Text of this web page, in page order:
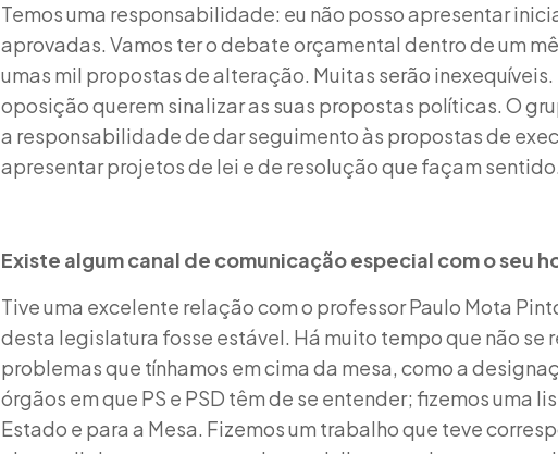
Temos uma responsabilidade: eu não posso apresentar
aprovadas. Vamos ter o debate orçamental dentro de um
umas mil propostas de alteração. Muitas serão
oposição querem sinalizar as suas propostas políticas. O
a responsabilidade de dar seguimento às propostas de
apresentar projetos de lei e de resolução que façam sentido.
Existe algum canal de comunicação especial com o seu
Tive uma excelente relação com o professor Paulo Mota
desta legislatura fosse estável. Há muito tempo que não se
problemas que tínhamos em cima da mesa, como a
órgãos em que PS e PSD têm de se entender; fizemos uma
Estado e para a Mesa. Fizemos um trabalho que teve